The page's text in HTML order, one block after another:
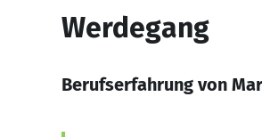
Werdegang
Berufserfahrung von